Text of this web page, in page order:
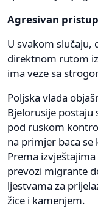
Agresivan pristup
U svakom slučaju,
direktnom rutom
ima veze sa
Poljska vlada
Bjelorusije postaju
pod ruskom
na primjer baca se
Prema
prevozi migrante
ljestvama za
žice i kamenjem.